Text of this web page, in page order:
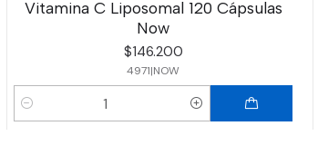
Vitamina C Liposomal 120 Cápsulas
Now
$146.200
4971|NOW
Cantidad